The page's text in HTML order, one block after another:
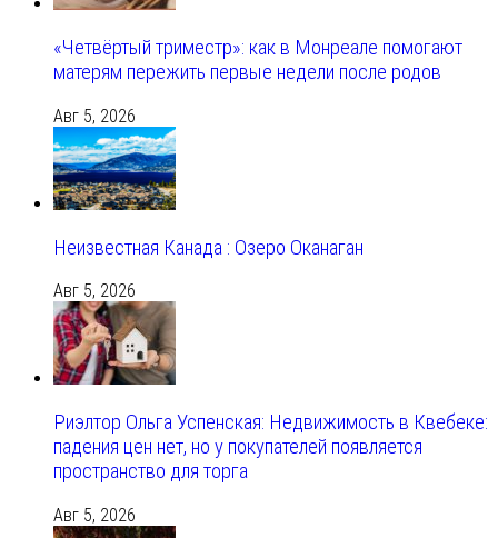
«Четвёртый триместр»: как в Монреале помогают
матерям пережить первые недели после родов
Авг 5, 2026
Неизвестная Канада : Озеро Оканаган
Авг 5, 2026
Риэлтор Ольга Успенская: Недвижимость в Квебеке:
падения цен нет, но у покупателей появляется
пространство для торга
Авг 5, 2026